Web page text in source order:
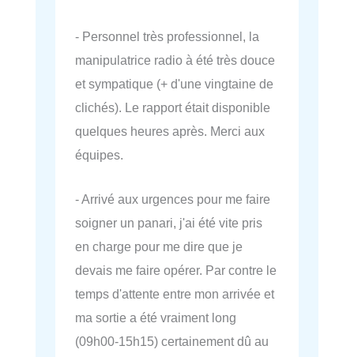
- Personnel très professionnel, la
manipulatrice radio à été très douce
et sympatique (+ d'une vingtaine de
clichés). Le rapport était disponible
quelques heures après. Merci aux
équipes.
- Arrivé aux urgences pour me faire
soigner un panari, j'ai été vite pris
en charge pour me dire que je
devais me faire opérer. Par contre le
temps d'attente entre mon arrivée et
ma sortie a été vraiment long
(09h00-15h15) certainement dû au